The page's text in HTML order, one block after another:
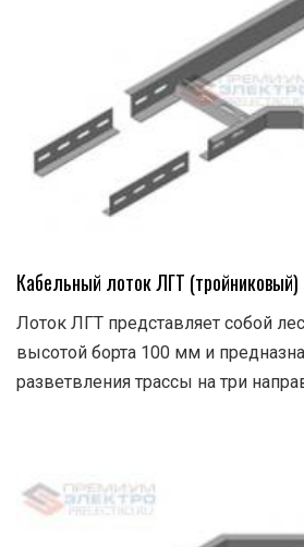
Кабельный лоток ЛГТ (тройниковый)
Лоток ЛГТ представляет собой
высотой борта 100 мм и
разветвления трассы на три